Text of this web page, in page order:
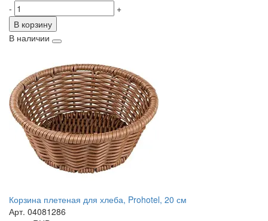
-
+
В корзину
В наличии
Корзина плетеная для хлеба, Prohotel, 20 см
Арт. 04081286